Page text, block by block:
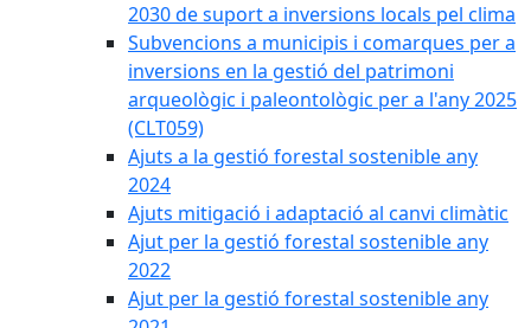
2030 de suport a inversions locals pel clima
Subvencions a municipis i comarques per a
inversions en la gestió del patrimoni
arqueològic i paleontològic per a l'any 2025
(CLT059)
Ajuts a la gestió forestal sostenible any
2024
Ajuts mitigació i adaptació al canvi climàtic
Ajut per la gestió forestal sostenible any
2022
Ajut per la gestió forestal sostenible any